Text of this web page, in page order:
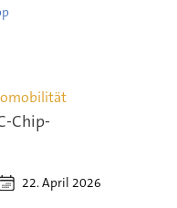
Chip-
22. April 2026